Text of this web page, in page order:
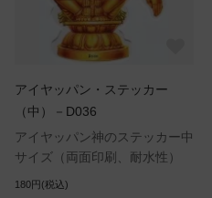
アイヤッパン・ステッカー
（中）－D036
アイヤッパン神のステッカー中
サイズ（両面印刷、耐水性）
180円(税込)